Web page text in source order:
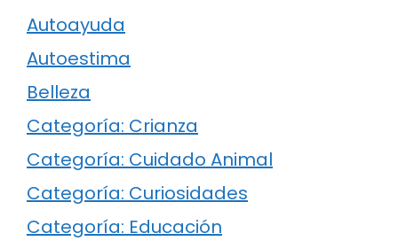
Autoayuda
Autoestima
Belleza
Categoría: Crianza
Categoría: Cuidado Animal
Categoría: Curiosidades
Categoría: Educación